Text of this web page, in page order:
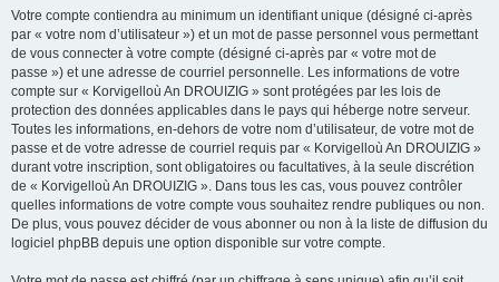
Votre compte contiendra au minimum un identifiant unique (désigné ci-après
par « votre nom d’utilisateur ») et un mot de passe personnel vous permettant
de vous connecter à votre compte (désigné ci-après par « votre mot de
passe ») et une adresse de courriel personnelle. Les informations de votre
compte sur « Korvigelloù An DROUIZIG » sont protégées par les lois de
protection des données applicables dans le pays qui héberge notre serveur.
Toutes les informations, en-dehors de votre nom d’utilisateur, de votre mot de
passe et de votre adresse de courriel requis par « Korvigelloù An DROUIZIG »
durant votre inscription, sont obligatoires ou facultatives, à la seule discrétion
de « Korvigelloù An DROUIZIG ». Dans tous les cas, vous pouvez contrôler
quelles informations de votre compte vous souhaitez rendre publiques ou non.
De plus, vous pouvez décider de vous abonner ou non à la liste de diffusion du
logiciel phpBB depuis une option disponible sur votre compte.